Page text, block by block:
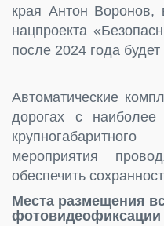
края Антон Воронов,
нацпроекта
после 2024 года
Автоматические
дорогах с
мероприятия
обеспечить
Места размещения
фотовидеофиксации